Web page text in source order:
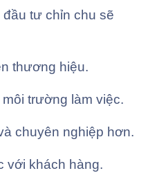
tư chỉn chu sẽ
thương hiệu.
trường làm việc.
chuyên nghiệp hơn.
với khách hàng.